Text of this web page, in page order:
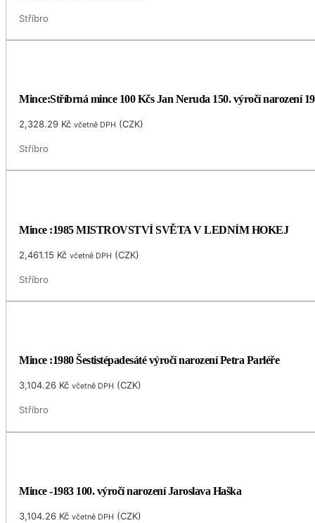
Stříbro
Mince:Stříbrná mince 100 Kčs Jan Neruda 150. výročí narození
2,328.29 Kč včetně DPH (CZK)
Stříbro
Mince :1985 MISTROVSTVÍ SVĚTA V LEDNÍM HOKEJ
2,461.15 Kč včetně DPH (CZK)
Stříbro
Mince :1980 Šestistépadesáté výročí narození Petra Parléře
3,104.26 Kč včetně DPH (CZK)
Stříbro
Mince -1983 100. výročí narození Jaroslava Haška
3,104.26 Kč včetně DPH (CZK)